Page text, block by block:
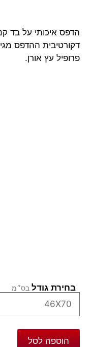
הדפס איכותי על בד
דקורטיבית ההדפס
פרופיל עץ אורן.
בחירת גודל
הוספה לסל